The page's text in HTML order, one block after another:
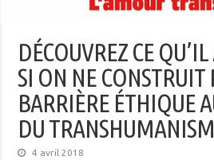
DÉCOUVREZ CE
SI ON NE CONSTRUIT
BARRIÈRE ÉTHIQUE
DU
4 avril 2018